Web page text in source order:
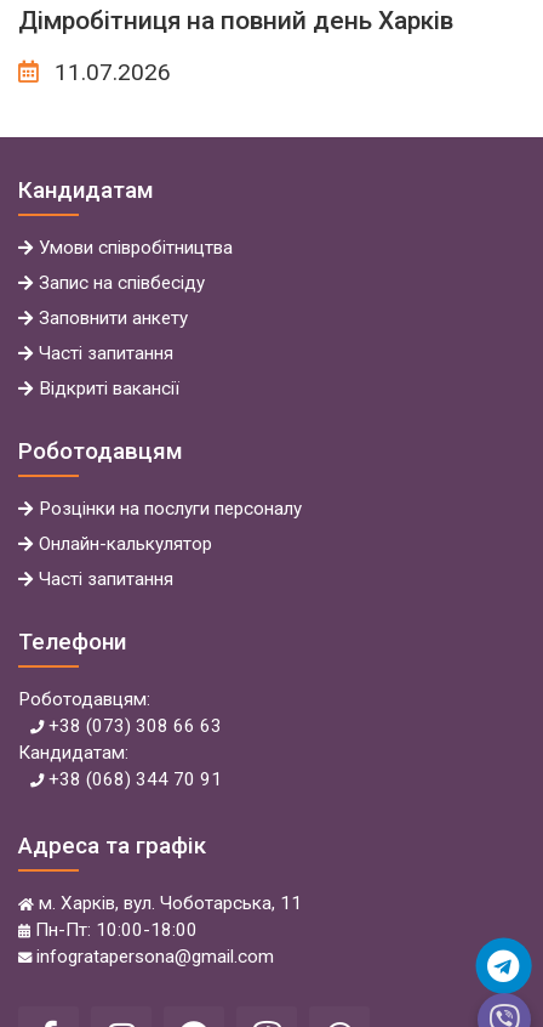
Дімробітниця на повний день Харків
11.07.2026
Кандидатам
Умови співробітництва
Запис на співбесіду
Заповнити анкету
Часті запитання
Відкриті вакансії
Роботодавцям
Розцінки на послуги персоналу
Онлайн-калькулятор
Часті запитання
Телефони
Роботодавцям:
+38 (073) 308 66 63
Кандидатам:
+38 (068) 344 70 91
Адреса та графік
м. Харків, вул. Чоботарська, 11
Пн-Пт: 10:00-18:00
infogratapersona@gmail.com